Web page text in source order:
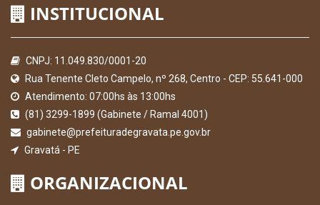
INSTITUCIONAL
CNPJ: 11.049.830/0001-20
Rua Tenente Cleto Campelo, nº 268, Centro - CEP: 55.641-000
Atendimento: 07:00hs às 13:00hs
(81) 3299-1899 (Gabinete / Ramal 4001)
gabinete@prefeituradegravata.pe.gov.br
Gravatá - PE
ORGANIZACIONAL